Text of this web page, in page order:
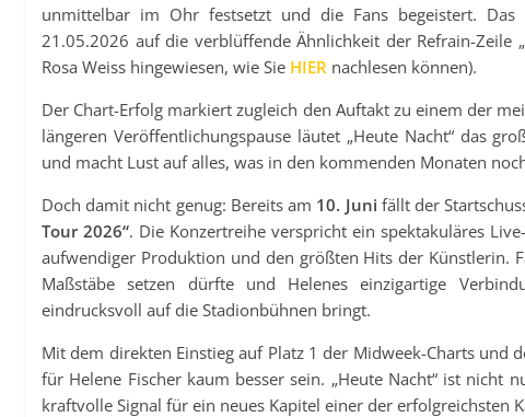
unmittelbar im Ohr festsetzt und die Fans begeistert. Das
21.05.2026 auf die verblüffende Ähnlichkeit der Refrain-Zeile
Rosa Weiss hingewiesen, wie Sie HIER nachlesen können).
Der Chart-Erfolg markiert zugleich den Auftakt zu einem der
längeren Veröffentlichungspause läutet „Heute Nacht“ das
und macht Lust auf alles, was in den kommenden Monaten
Doch damit nicht genug: Bereits am 10. Juni fällt der
Tour 2026“. Die Konzertreihe verspricht ein spektakuläres
aufwendiger Produktion und den größten Hits der Künstlerin.
Maßstäbe setzen dürfte und Helenes einzigartige
eindrucksvoll auf die Stadionbühnen bringt.
Mit dem direkten Einstieg auf Platz 1 der Midweek-Charts und
für Helene Fischer kaum besser sein. „Heute Nacht“ ist nicht
kraftvolle Signal für ein neues Kapitel einer der erfolgreichsten